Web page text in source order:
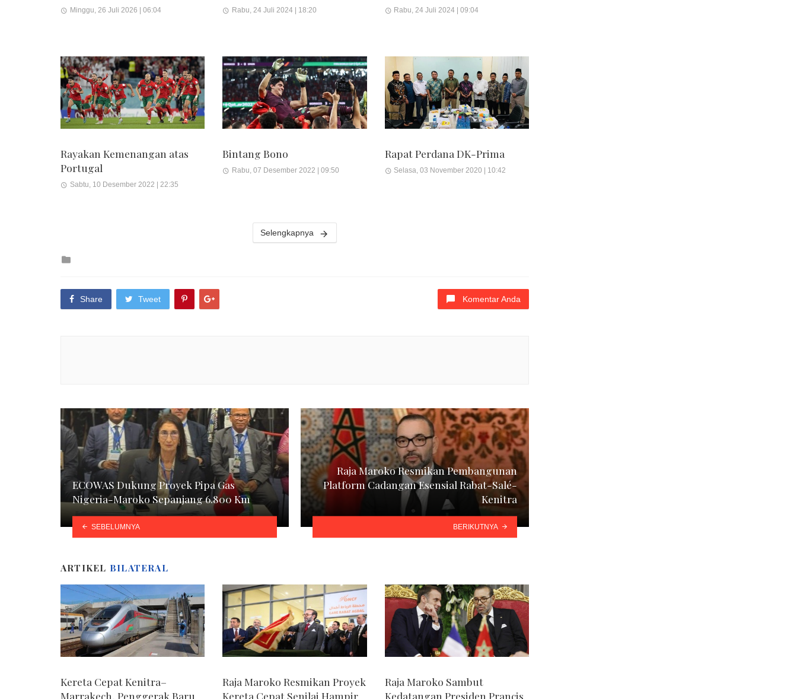
Minggu, 26 Juli 2026 | 06:04 Rabu, 24 Juli 2024 | 18:20 Rabu, 24 Juli 2024 | 09:04
Rayakan Kemenangan atas
Portugal
Sabtu, 10 Desember 2022 | 22:35
Bintang Bono
Rabu, 07 Desember 2022 | 09:50
Rapat Perdana DK-Prima
Selasa, 03 November 2020 | 10:42
Selengkapnya
Share Tweet Komentar Anda
ECOWAS Dukung Proyek Pipa Gas
Nigeria-Maroko Sepanjang 6.800 Km
SEBELUMNYA
Raja Maroko Resmikan Pembangunan
Platform Cadangan Esensial Rabat-Salé-
Kenitra
BERIKUTNYA
ARTIKEL BILATERAL
Kereta Cepat Kenitra–
Marrakech, Penggerak Baru
Raja Maroko Resmikan Proyek
Kereta Cepat Senilai Hampir
Raja Maroko Sambut
Kedatangan Presiden Prancis